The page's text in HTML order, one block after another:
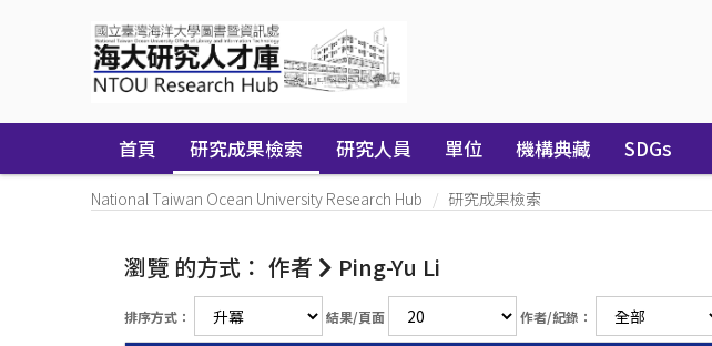
首頁 研究成果檢索 研究人員 單位 機構典藏 SDGs
National Taiwan Ocean University Research Hub 研究成果檢索
瀏覽 的方式： 作者 Ping-Yu Li
排序方式： 結果/頁面 作者/紀錄：